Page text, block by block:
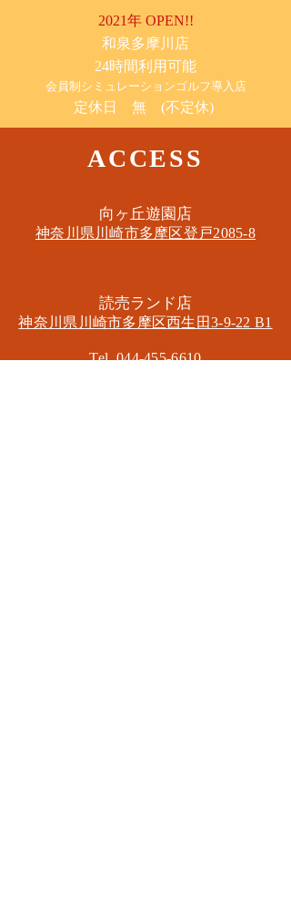
2021年 OPEN!!
​和泉多摩川店
24時間利用可能
​会員制シミュレーションゴルフ導入店
定休日 無 (不定休)
ACCESS
​向ヶ丘遊園店
神奈川県川崎市多摩区​登戸2085-8
​読売ランド店
神奈川県川崎市多摩区​西生田3-9-22 B1
Tel. 044-455-6610